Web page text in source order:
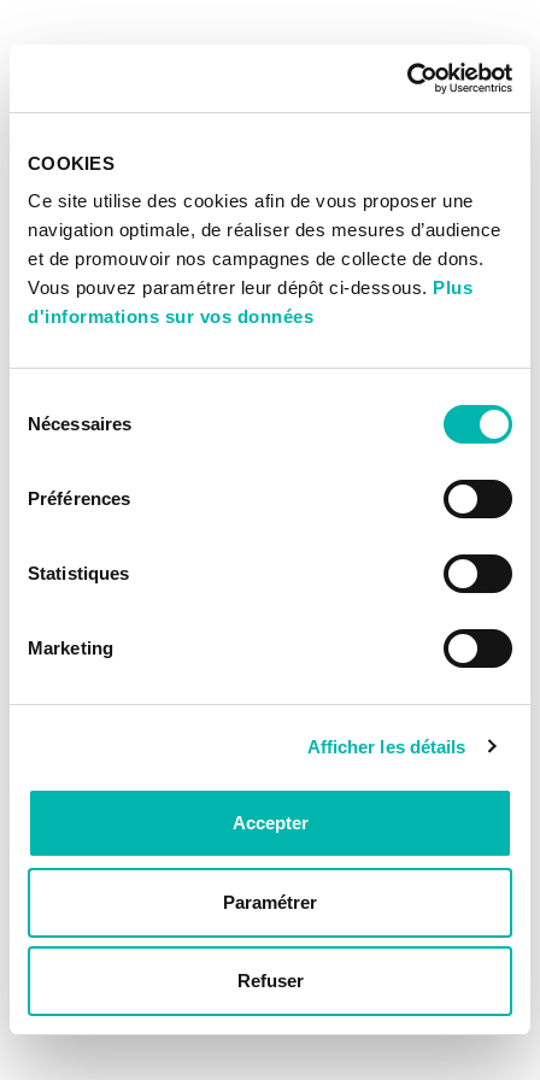
COOKIES
Ce site utilise des cookies afin de vous proposer une
navigation optimale, de réaliser des mesures d’audience
et de promouvoir nos campagnes de collecte de dons.
Vous pouvez paramétrer leur dépôt ci-dessous. Plus
d'informations sur vos données
Nécessaires
Préférences
Statistiques
Marketing
Afficher les détails
Accepter
Paramétrer
Refuser